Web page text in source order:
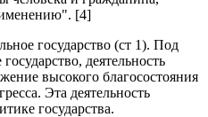
[4]
государство (ст 1). Под
деятельность
высокого благосостояния
Эта деятельность
государства.